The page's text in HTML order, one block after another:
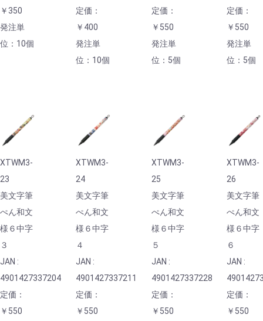
￥350
発注単
位：10個
定価：
￥400
発注単
位：10個
定価：
￥550
発注単
位：5個
定価：
￥550
発注単
位：5個
XTWM3-
23
美文字筆
ぺん和文
様６中字
３
JAN :
4901427337204
定価：
￥550
XTWM3-
24
美文字筆
ぺん和文
様６中字
４
JAN :
4901427337211
定価：
￥550
XTWM3-
25
美文字筆
ぺん和文
様６中字
５
JAN :
4901427337228
定価：
￥550
XTWM3-
26
美文字筆
ぺん和文
様６中字
６
JAN :
定価：
￥550